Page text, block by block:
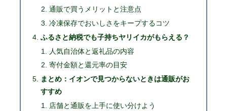
通販で買うメリットと注意点
冷凍保存でおいしさをキープするコツ
ふるさと納税でも子持ちヤリイカがもらえる？
人気自治体と返礼品の内容
寄付金額と還元率の目安
まとめ：イオンで見つからないときは通販がお
すすめ
店舗と通販を上手に使い分けよう